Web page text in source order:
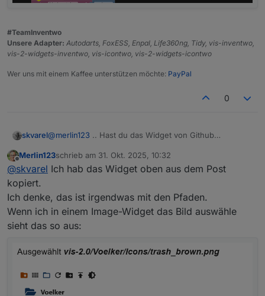
#TeamInventwo
Unsere Adapter: Autodarts, FoxESS, Enpal, Life360ng, Tidy, vis-inventwo,
vis-2-widgets-inventwo, vis-icontwo, vis-2-widgets-icontwo
Wer uns mit einem Kaffee unterstützen möchte: PayPal
0
skvarel@merlin123 .. Hast du das Widget von Github
egal, weil das Icon aus dem Script kommt.
Diesen Datenpunkt als Binding nutzen ... da werden
passen.
Offline
Merlin123schrieb am 31. Okt. 2025, 10:32
zuletzt editiert von
@skvarel Ich hab das Widget oben aus dem Post
kopiert.
Ich denke, das ist irgendwas mit den Pfaden.
Wenn ich in einem Image-Widget das Bild auswähle
sieht das so aus: